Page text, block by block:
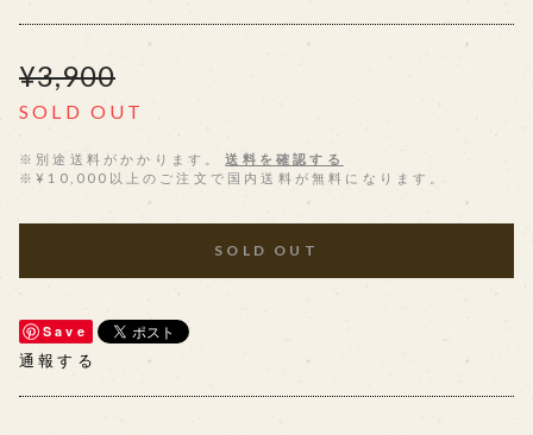
¥3,900
SOLD OUT
※別途送料がかかります。
送料を確認する
※¥10,000以上のご注文で国内送料が無料になります。
SOLD OUT
Save
通報する